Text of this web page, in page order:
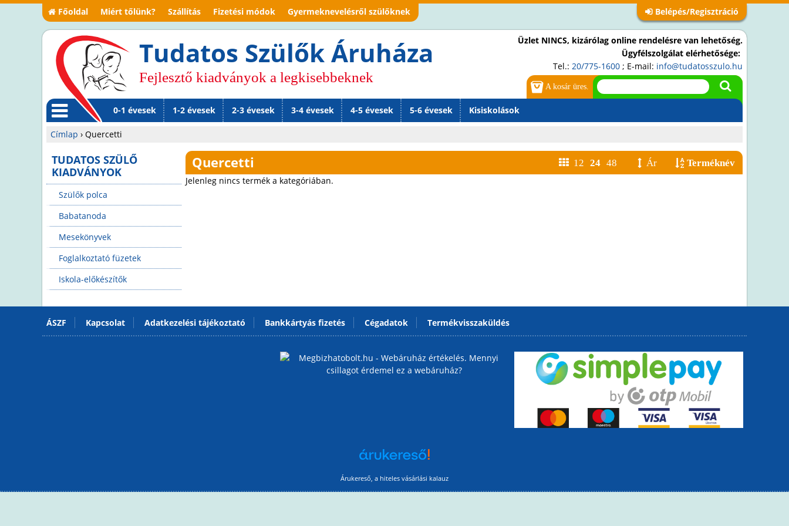
Jump to navigation
Főoldal Miért tőlünk? Szállítás Fizetési módok Gyermeknevelésről szülőknek Belépés/Regisztráció
Tudatos Szülők Áruháza
Fejlesztő kiadványok a legkisebbeknek
Üzlet NINCS, kizárólag online rendelésre van lehetőség.
Ügyfélszolgálat elérhetősége:
Tel.: 20/775-1600 ; E-mail: info@tudatosszulo.hu
Jelenlegi
hely
Címlap › Quercetti
Quercetti 12 24 48 Ár
Terméknév
Jelenleg nincs termék a kategóriában.
A kosár üres.
M
en
ü
0-1 évesek 1-2 évesek 2-3 évesek 3-4 évesek 4-5 évesek 5-6 évesek Kisiskolások
TUDATOS SZÜLŐ
KIADVÁNYOK
Szülők polca
Babatanoda
Mesekönyvek
Foglalkoztató füzetek
Iskola-előkészítők
ÁSZF Kapcsolat Adatkezelési tájékoztató Bankkártyás fizetés Cégadatok Termékvisszaküldés
Árukereső, a hiteles vásárlási kalauz